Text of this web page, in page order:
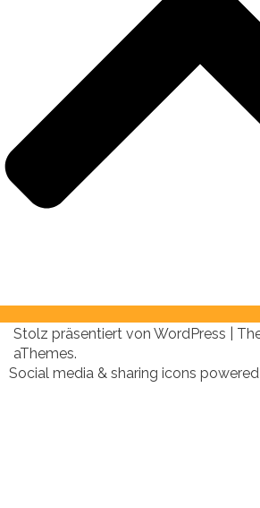
Stolz präsentiert von WordPress
aThemes.
Social media & sharing icons